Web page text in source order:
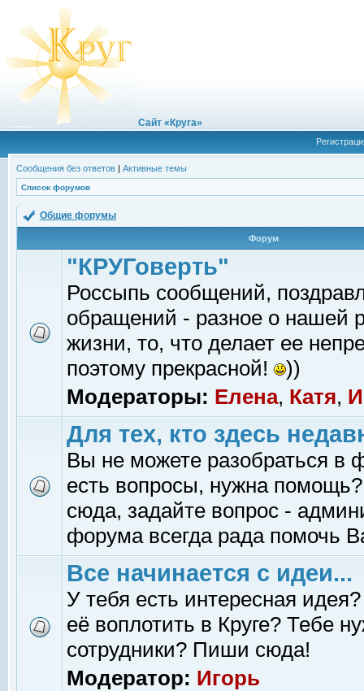
Сайт «Круга»
Сообщения без ответов | Активные темы
Список форумов
Общие форумы
Форум
"КРУГоверть"
Россыпь сообщений,
обращений - разное о нашей
жизни, то, что делает ее
поэтому прекрасной!
))
Модераторы: Елена, Катя,
Для тех, кто здесь
Вы не можете разобраться в
есть вопросы, нужна помощь?
сюда, задайте вопрос -
форума всегда рада помочь
Все начинается с идеи...
У тебя есть интересная
её воплотить в Круге? Тебе
сотрудники? Пиши сюда!
Модератор: Игорь